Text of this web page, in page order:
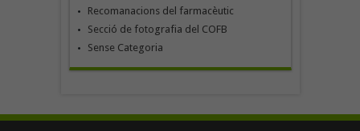
Recomanacions del farmacèutic
Secció de fotografia del COFB
Sense Categoria